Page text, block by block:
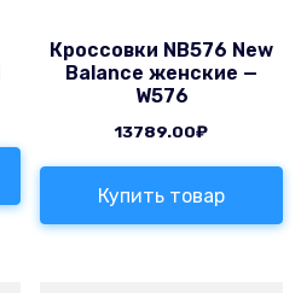
Кроссовки NB576 New
Balance женские —
W576
13789.00₽
Купить товар